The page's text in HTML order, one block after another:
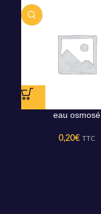
eau osmosé
0,20€ TTC